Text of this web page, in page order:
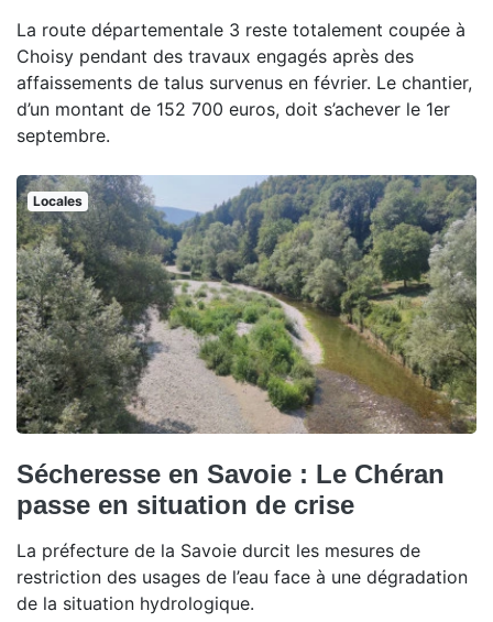
La route départementale 3 reste totalement coupée à
Choisy pendant des travaux engagés après des
affaissements de talus survenus en février. Le chantier,
d’un montant de 152 700 euros, doit s’achever le 1er
septembre.
Locales
Sécheresse en Savoie : Le Chéran
passe en situation de crise
La préfecture de la Savoie durcit les mesures de
restriction des usages de l’eau face à une dégradation
de la situation hydrologique.